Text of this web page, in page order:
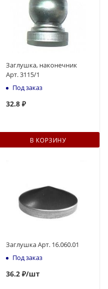
Заглушка, наконечник
Арт. 3115/1
Под заказ
32.8 ₽
В КОРЗИНУ
Заглушка Арт. 16.060.01
Под заказ
36.2 ₽/шт